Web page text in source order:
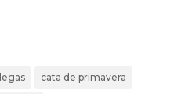
cata de primavera